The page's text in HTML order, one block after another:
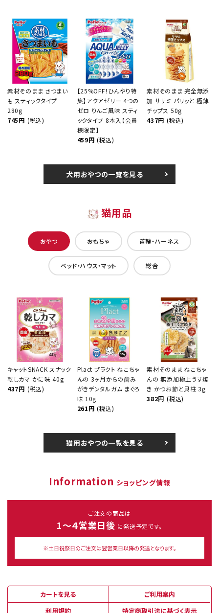
素材そのまま さつまい
も スティックタイプ
280g
745円 (税込)
【25%OFF！ひんやり特
集】アクアゼリー 4つの
ゼロ りんご風味 スティ
ックタイプ 8本入【会員
様限定】
459円 (税込)
素材そのまま 完全無添
加 ササミ パリッと 極薄
チップス 50g
437円 (税込)
犬用おやつの一覧を見る
猫用品
おやつ おもちゃ 首輪・ハーネス
ベッド・ハウス・マット 総合
キャットSNACK スナック
乾しカマ かに味 40g
437円 (税込)
Plact プラクト ねこちゃ
んの 3ヶ月からの歯み
がきデンタルガム まぐろ
味 10g
261円 (税込)
素材そのまま ねこちゃ
んの 無添加極上うす焼
き かつお節と貝柱 3g
382円 (税込)
猫用おやつの一覧を見る
Information ショッピング情報
ご注文の商品は
1～４営業日後 に発送予定です。
※土日祝祭日のご注文は翌営業日以降の発送となります。
カートを見る
ご利用案内
利用規約
特定商取引法に基づく表示